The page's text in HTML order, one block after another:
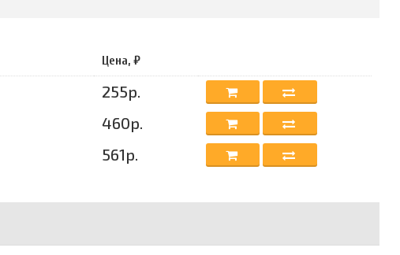
Цена, ₽
255р.
460р.
561р.